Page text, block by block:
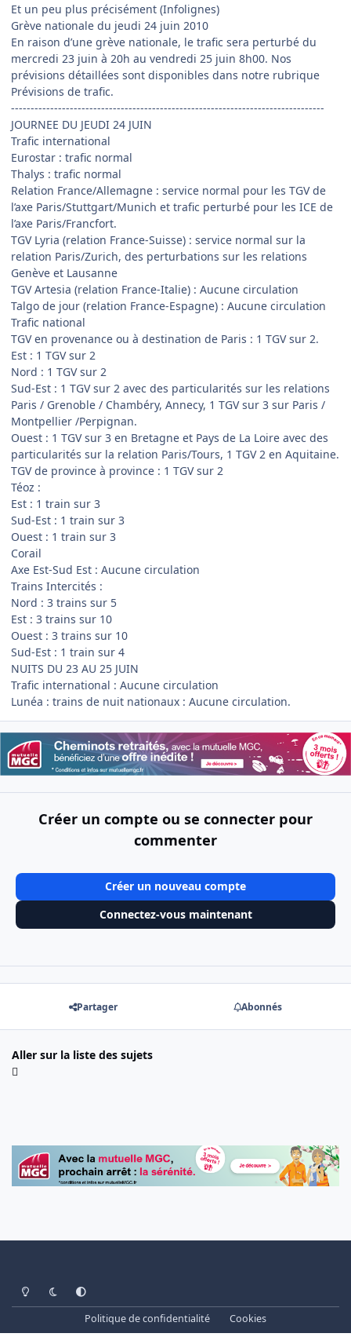
Et un peu plus précisément (Infolignes)
Grève nationale du jeudi 24 juin 2010
En raison d’une grève nationale, le trafic sera perturbé du
mercredi 23 juin à 20h au vendredi 25 juin 8h00. Nos
prévisions détaillées sont disponibles dans notre rubrique
Prévisions de trafic.
--------------------------------------------------------------------------------
JOURNEE DU JEUDI 24 JUIN
Trafic international
Eurostar : trafic normal
Thalys : trafic normal
Relation France/Allemagne : service normal pour les TGV de
l’axe Paris/Stuttgart/Munich et trafic perturbé pour les ICE de
l’axe Paris/Francfort.
TGV Lyria (relation France-Suisse) : service normal sur la
relation Paris/Zurich, des perturbations sur les relations
Genève et Lausanne
TGV Artesia (relation France-Italie) : Aucune circulation
Talgo de jour (relation France-Espagne) : Aucune circulation
Trafic national
TGV en provenance ou à destination de Paris : 1 TGV sur 2.
Est : 1 TGV sur 2
Nord : 1 TGV sur 2
Sud-Est : 1 TGV sur 2 avec des particularités sur les relations
Paris / Grenoble / Chambéry, Annecy, 1 TGV sur 3 sur Paris /
Montpellier /Perpignan.
Ouest : 1 TGV sur 3 en Bretagne et Pays de La Loire avec des
particularités sur la relation Paris/Tours, 1 TGV 2 en Aquitaine.
TGV de province à province : 1 TGV sur 2
Téoz :
Est : 1 train sur 3
Sud-Est : 1 train sur 3
Ouest : 1 train sur 3
Corail
Axe Est-Sud Est : Aucune circulation
Trains Intercités :
Nord : 3 trains sur 5
Est : 3 trains sur 10
Ouest : 3 trains sur 10
Sud-Est : 1 train sur 4
NUITS DU 23 AU 25 JUIN
Trafic international : Aucune circulation
Lunéa : trains de nuit nationaux : Aucune circulation.
Créer un compte ou se connecter pour
commenter
Créer un nouveau compte
Connectez-vous maintenant
Partager Abonnés
Aller sur la liste des sujets
Light ModeDark ModeSystem Preference
Politique de confidentialité
Cookies